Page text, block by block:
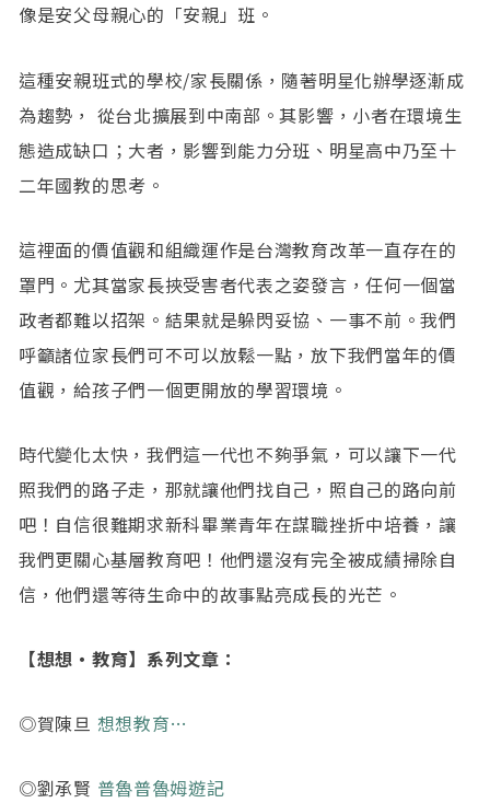
像是安父母親心的「安親」班。
這種安親班式的學校/家長關係，隨著明星化辦學逐漸成
為趨勢， 從台北擴展到中南部。其影響，小者在環境生
態造成缺口；大者，影響到能力分班、明星高中乃至十
二年國教的思考。
這裡面的價值觀和組織運作是台灣教育改革一直存在的
罩門。尤其當家長挾受害者代表之姿發言，任何一個當
政者都難以招架。結果就是躲閃妥協、一事不前。我們
呼籲諸位家長們可不可以放鬆一點，放下我們當年的價
值觀，給孩子們一個更開放的學習環境。
時代變化太快，我們這一代也不夠爭氣，可以讓下一代
照我們的路子走，那就讓他們找自己，照自己的路向前
吧！自信很難期求新科畢業青年在謀職挫折中培養，讓
我們更關心基層教育吧！他們還沒有完全被成績掃除自
信，他們還等待生命中的故事點亮成長的光芒。
【想想‧教育】 系列文章：
◎賀陳旦 想想教育…
◎劉承賢 普魯普魯姆遊記